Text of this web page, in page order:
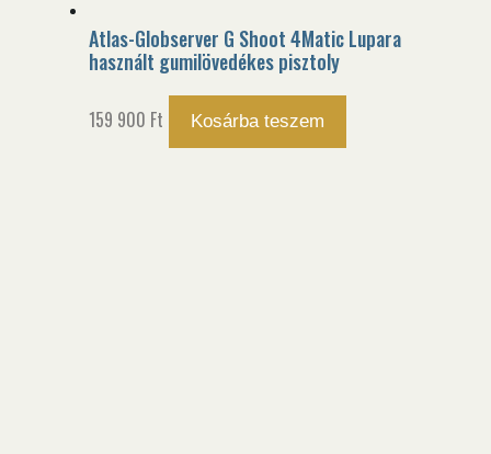
Atlas-Globserver G Shoot 4Matic Lupara
használt gumilövedékes pisztoly
159 900 Ft Kosárba teszem